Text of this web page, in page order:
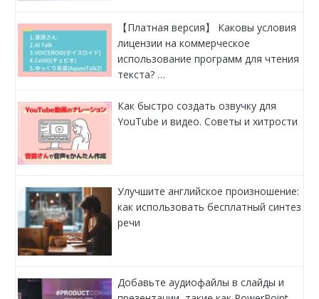
【Платная версия】 Каковы условия
лицензии на коммерческое
использование программ для чтения
текста? …
Как быстро создать озвучку для
YouTube и видео. Советы и хитрости
Улучшите английское произношение:
как использовать бесплатный синтез
речи
Добавьте аудиофайлы в слайды и